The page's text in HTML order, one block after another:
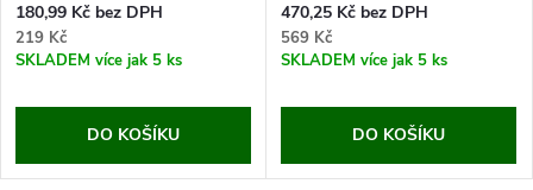
180,99 Kč bez DPH
219 Kč
SKLADEM více jak 5 ks
DO KOŠÍKU
470,25 Kč bez DPH
569 Kč
SKLADEM více jak 5 ks
DO KOŠÍKU